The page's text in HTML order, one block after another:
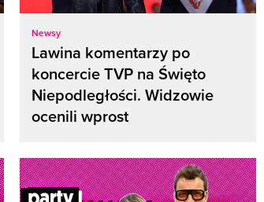
Newsy
Lawina komentarzy po
koncercie TVP na Święto
Niepodległości. Widzowie
ocenili wprost